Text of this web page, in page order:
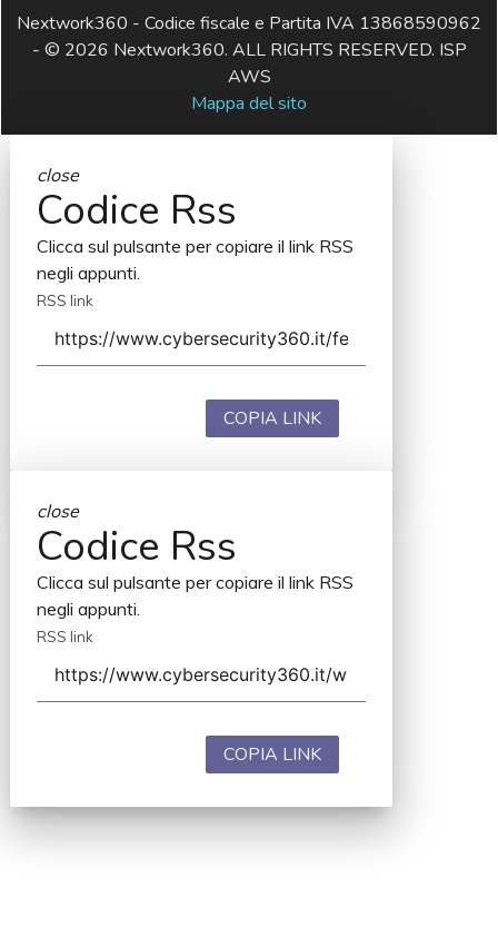
Nextwork360 - Codice fiscale e Partita IVA 13868590962
- © 2026 Nextwork360. ALL RIGHTS RESERVED. ISP
AWS
Mappa del sito
close
Codice Rss
Clicca sul pulsante per copiare il link RSS
negli appunti.
RSS link
COPIA LINK
close
Codice Rss
Clicca sul pulsante per copiare il link RSS
negli appunti.
RSS link
COPIA LINK